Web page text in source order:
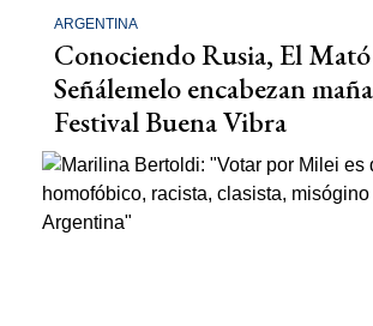
ARGENTINA
Conociendo Rusia, El
Señálemelo encabezan
Festival Buena Vibra